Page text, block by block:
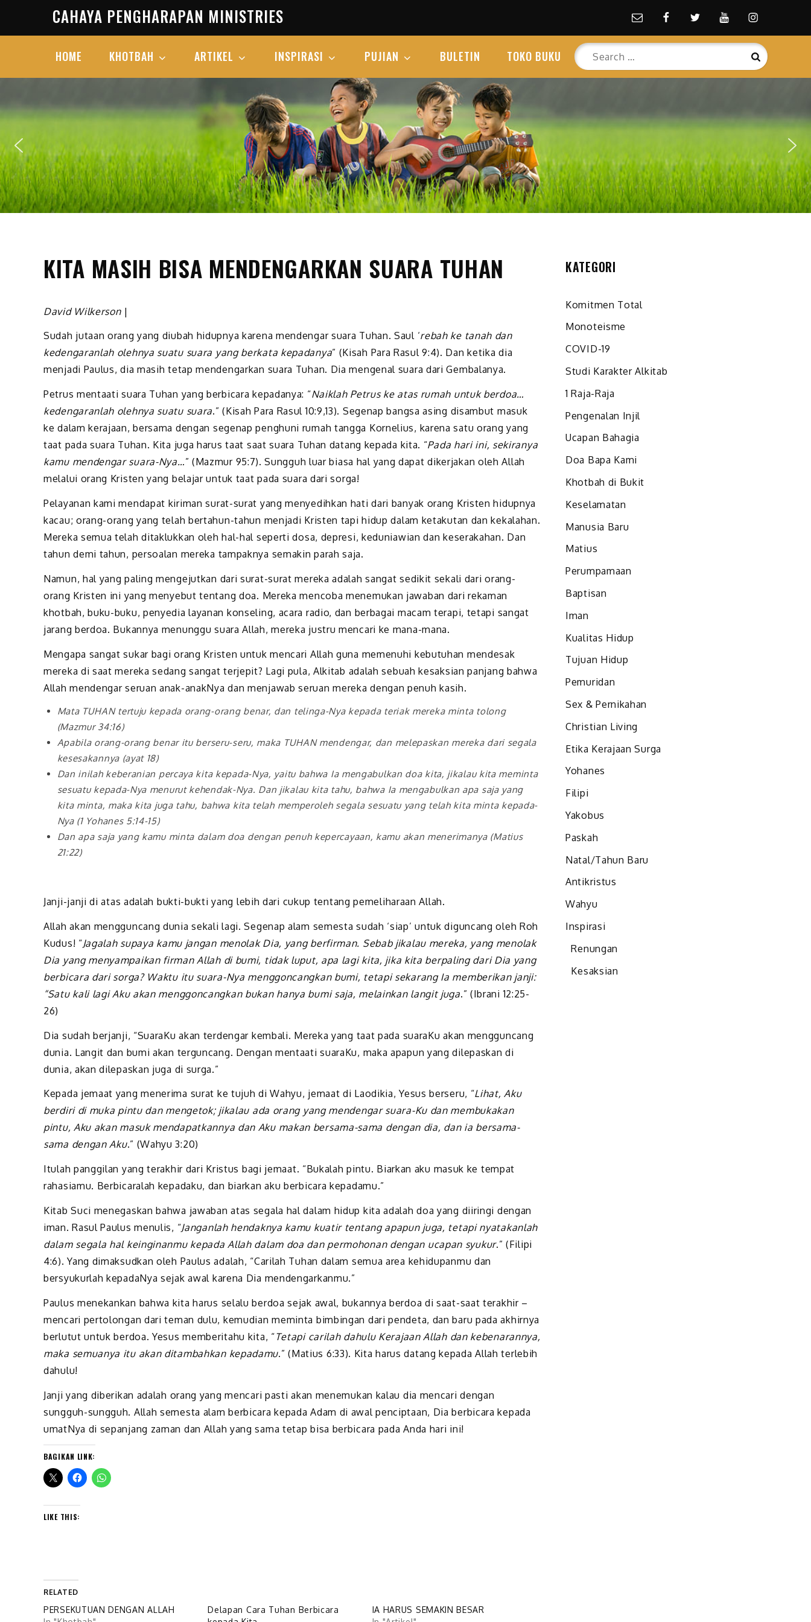
content
CAHAYA PENGHARAPAN MINISTRIES Email facebookTwitterYoutubeInstagram
HOME KHOTBAH ARTIKEL INSPIRASI PUJIAN BULETIN TOKO BUKU
Search
for:
Search
KITA MASIH BISA MENDENGARKAN SUARA TUHAN
David Wilkerson|
Sudah jutaan orang yang diubah hidupnya karena mendengar suara Tuhan. Saul ‘rebah ke tanah dan
kedengaranlah olehnya suatu suara yang berkata kepadanya” (Kisah Para Rasul 9:4). Dan ketika dia
menjadi Paulus, dia masih tetap mendengarkan suara Tuhan. Dia mengenal suara dari Gembalanya.
Petrus mentaati suara Tuhan yang berbicara kepadanya: “Naiklah Petrus ke atas rumah untuk berdoa…
kedengaranlah olehnya suatu suara.” (Kisah Para Rasul 10:9,13). Segenap bangsa asing disambut masuk
ke dalam kerajaan, bersama dengan segenap penghuni rumah tangga Kornelius, karena satu orang yang
taat pada suara Tuhan. Kita juga harus taat saat suara Tuhan datang kepada kita. “Pada hari ini, sekiranya
kamu mendengar suara-Nya…” (Mazmur 95:7). Sungguh luar biasa hal yang dapat dikerjakan oleh Allah
melalui orang Kristen yang belajar untuk taat pada suara dari sorga!
Pelayanan kami mendapat kiriman surat-surat yang menyedihkan hati dari banyak orang Kristen hidupnya
kacau; orang-orang yang telah bertahun-tahun menjadi Kristen tapi hidup dalam ketakutan dan kekalahan.
Mereka semua telah ditaklukkan oleh hal-hal seperti dosa, depresi, keduniawian dan keserakahan. Dan
tahun demi tahun, persoalan mereka tampaknya semakin parah saja.
Namun, hal yang paling mengejutkan dari surat-surat mereka adalah sangat sedikit sekali dari orang-
orang Kristen ini yang menyebut tentang doa. Mereka mencoba menemukan jawaban dari rekaman
khotbah, buku-buku, penyedia layanan konseling, acara radio, dan berbagai macam terapi, tetapi sangat
jarang berdoa. Bukannya menunggu suara Allah, mereka justru mencari ke mana-mana.
Mengapa sangat sukar bagi orang Kristen untuk mencari Allah guna memenuhi kebutuhan mendesak
mereka di saat mereka sedang sangat terjepit? Lagi pula, Alkitab adalah sebuah kesaksian panjang bahwa
Allah mendengar seruan anak-anakNya dan menjawab seruan mereka dengan penuh kasih.
Mata TUHAN tertuju kepada orang-orang benar, dan telinga-Nya kepada teriak mereka minta tolong
(Mazmur 34:16)
Apabila orang-orang benar itu berseru-seru, maka TUHAN mendengar, dan melepaskan mereka dari segala
kesesakannya (ayat 18)
Dan inilah keberanian percaya kita kepada-Nya, yaitu bahwa Ia mengabulkan doa kita, jikalau kita meminta
sesuatu kepada-Nya menurut kehendak-Nya. Dan jikalau kita tahu, bahwa Ia mengabulkan apa saja yang
kita minta, maka kita juga tahu, bahwa kita telah memperoleh segala sesuatu yang telah kita minta kepada-
Nya (1 Yohanes 5:14-15)
Dan apa saja yang kamu minta dalam doa dengan penuh kepercayaan, kamu akan menerimanya (Matius
21:22)
Janji-janji di atas adalah bukti-bukti yang lebih dari cukup tentang pemeliharaan Allah.
Allah akan mengguncang dunia sekali lagi. Segenap alam semesta sudah ‘siap’ untuk diguncang oleh Roh
Kudus! “Jagalah supaya kamu jangan menolak Dia, yang berfirman. Sebab jikalau mereka, yang menolak
Dia yang menyampaikan firman Allah di bumi, tidak luput, apa lagi kita, jika kita berpaling dari Dia yang
berbicara dari sorga? Waktu itu suara-Nya menggoncangkan bumi, tetapi sekarang Ia memberikan janji:
“Satu kali lagi Aku akan menggoncangkan bukan hanya bumi saja, melainkan langit juga.” (Ibrani 12:25-
26)
Dia sudah berjanji, “SuaraKu akan terdengar kembali. Mereka yang taat pada suaraKu akan mengguncang
dunia. Langit dan bumi akan terguncang. Dengan mentaati suaraKu, maka apapun yang dilepaskan di
dunia, akan dilepaskan juga di surga.”
Kepada jemaat yang menerima surat ke tujuh di Wahyu, jemaat di Laodikia, Yesus berseru, “Lihat, Aku
berdiri di muka pintu dan mengetok; jikalau ada orang yang mendengar suara-Ku dan membukakan
pintu, Aku akan masuk mendapatkannya dan Aku makan bersama-sama dengan dia, dan ia bersama-
sama dengan Aku.” (Wahyu 3:20)
Itulah panggilan yang terakhir dari Kristus bagi jemaat. “Bukalah pintu. Biarkan aku masuk ke tempat
rahasiamu. Berbicaralah kepadaku, dan biarkan aku berbicara kepadamu.”
Kitab Suci menegaskan bahwa jawaban atas segala hal dalam hidup kita adalah doa yang diiringi dengan
iman. Rasul Paulus menulis, “Janganlah hendaknya kamu kuatir tentang apapun juga, tetapi nyatakanlah
dalam segala hal keinginanmu kepada Allah dalam doa dan permohonan dengan ucapan syukur.” (Filipi
4:6). Yang dimaksudkan oleh Paulus adalah, “Carilah Tuhan dalam semua area kehidupanmu dan
bersyukurlah kepadaNya sejak awal karena Dia mendengarkanmu.”
Paulus menekankan bahwa kita harus selalu berdoa sejak awal, bukannya berdoa di saat-saat terakhir –
mencari pertolongan dari teman dulu, kemudian meminta bimbingan dari pendeta, dan baru pada akhirnya
berlutut untuk berdoa. Yesus memberitahu kita, “Tetapi carilah dahulu Kerajaan Allah dan kebenarannya,
maka semuanya itu akan ditambahkan kepadamu.” (Matius 6:33). Kita harus datang kepada Allah terlebih
dahulu!
Janji yang diberikan adalah orang yang mencari pasti akan menemukan kalau dia mencari dengan
sungguh-sungguh. Allah semesta alam berbicara kepada Adam di awal penciptaan, Dia berbicara kepada
umatNya di sepanjang zaman dan Allah yang sama tetap bisa berbicara pada Anda hari ini!
BAGIKAN LINK:
LIKE THIS:
RELATED
PERSEKUTUAN DENGAN ALLAH
Delapan Cara Tuhan Berbicara
IA HARUS SEMAKIN BESAR
KATEGORI
Komitmen Total
Monoteisme
COVID-19
Studi Karakter Alkitab
1 Raja-Raja
Pengenalan Injil
Ucapan Bahagia
Doa Bapa Kami
Khotbah di Bukit
Keselamatan
Manusia Baru
Matius
Perumpamaan
Baptisan
Iman
Kualitas Hidup
Tujuan Hidup
Pemuridan
Sex & Pernikahan
Christian Living
Etika Kerajaan Surga
Yohanes
Filipi
Yakobus
Paskah
Natal/Tahun Baru
Antikristus
Wahyu
Inspirasi
Renungan
Kesaksian